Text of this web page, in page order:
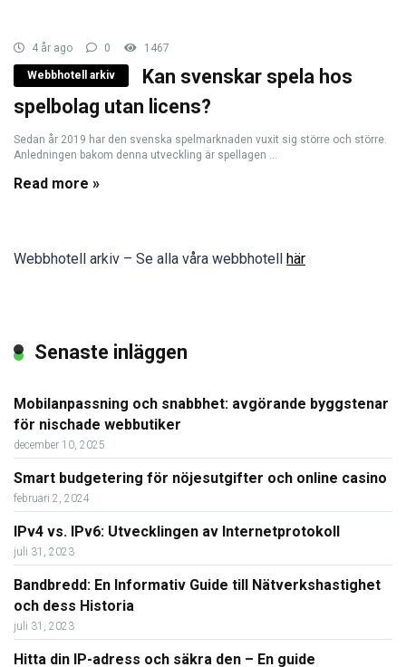
4 år ago 0 1467
Webbhotell arkiv
Kan svenskar spela hos
spelbolag utan licens?
Sedan år 2019 har den svenska spelmarknaden vuxit sig större och större.
Anledningen bakom denna utveckling är spellagen ...
Read more »
Webbhotell arkiv – Se alla våra webbhotell här
Senaste inläggen
Mobilanpassning och snabbhet: avgörande byggstenar
för nischade webbutiker
december 10, 2025
Smart budgetering för nöjesutgifter och online casino
februari 2, 2024
IPv4 vs. IPv6: Utvecklingen av Internetprotokoll
juli 31, 2023
Bandbredd: En Informativ Guide till Nätverkshastighet
och dess Historia
juli 31, 2023
Hitta din IP-adress och säkra den – En guide